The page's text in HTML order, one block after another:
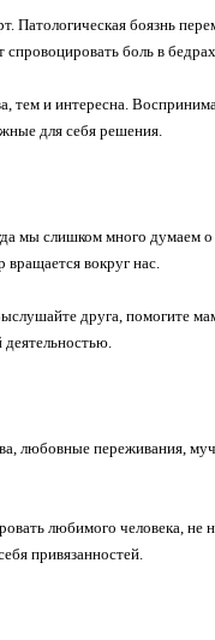
Патологическая боязнь
боль в
тем и интересна.
для себя решения.
мы слишком много думаем
вокруг нас.
друга, помогите
любовные переживания,
любимого человека, не
привязанностей.